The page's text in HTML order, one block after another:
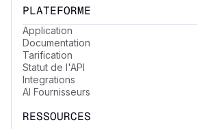
PLATEFORME
Application
Documentation
Tarification
Statut de l'API
Integrations
AI Fournisseurs
RESSOURCES